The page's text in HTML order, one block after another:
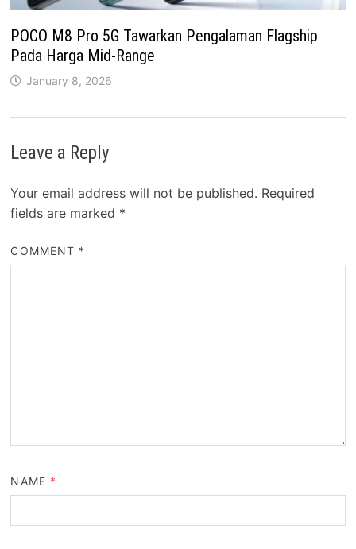
POCO M8 Pro 5G Tawarkan Pengalaman Flagship
Pada Harga Mid-Range
January 8, 2026
Leave a Reply
Your email address will not be published. Required
fields are marked *
COMMENT *
NAME *